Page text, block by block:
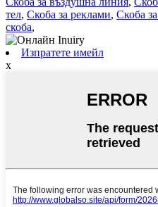
тел, Скоба за реклами, Скоба
скоба,
Изпратете имейл
x